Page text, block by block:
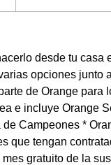
desde tu casa
opciones junto
de Orange para
e incluye Orange
Campeones *
que tengan
gratuito de la